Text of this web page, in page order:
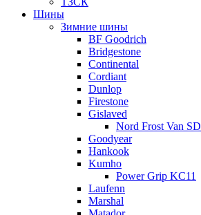
Шины
Зимние шины
BF Goodrich
Bridgestone
Continental
Cordiant
Dunlop
Firestone
Gislaved
Nord Frost Van SD
Goodyear
Hankook
Kumho
Power Grip KC11
Laufenn
Marshal